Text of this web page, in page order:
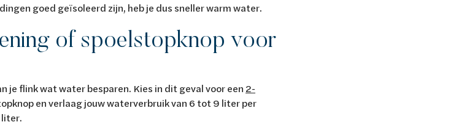
goed geïsoleerd zijn, heb je dus sneller warm water.
of spoelstopknop voor
je flink wat water besparen. Kies in dit geval voor een 2-
en verlaag jouw waterverbruik van 6 tot 9 liter per